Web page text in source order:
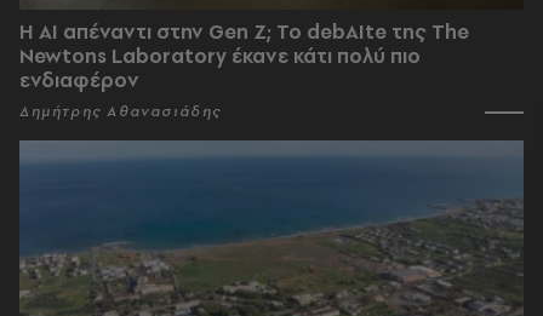
Η AI απέναντι στην Gen Z; Το debAIte της The
Newtons Laboratory έκανε κάτι πολύ πιο
ενδιαφέρον
Δημήτρης Αθανασιάδης